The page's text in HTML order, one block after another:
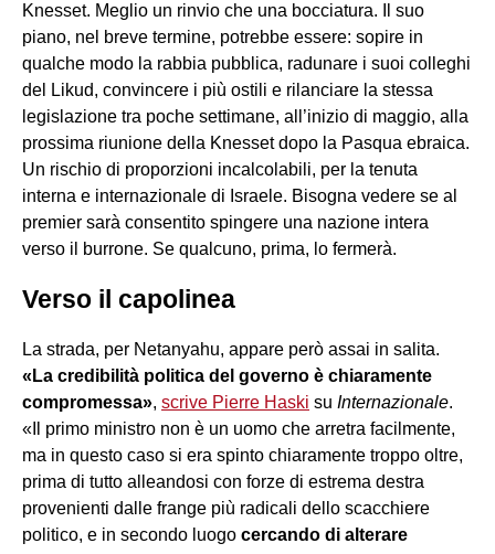
Knesset. Meglio un rinvio che una bocciatura. Il suo
piano, nel breve termine, potrebbe essere: sopire in
qualche modo la rabbia pubblica, radunare i suoi colleghi
del Likud, convincere i più ostili e rilanciare la stessa
legislazione tra poche settimane, all’inizio di maggio, alla
prossima riunione della Knesset dopo la Pasqua ebraica.
Un rischio di proporzioni incalcolabili, per la tenuta
interna e internazionale di Israele. Bisogna vedere se al
premier sarà consentito spingere una nazione intera
verso il burrone. Se qualcuno, prima, lo fermerà.
Verso il capolinea
La strada, per Netanyahu, appare però assai in salita.
«La credibilità politica del governo è chiaramente
compromessa», scrive Pierre Haski su Internazionale.
«Il primo ministro non è un uomo che arretra facilmente,
ma in questo caso si era spinto chiaramente troppo oltre,
prima di tutto alleandosi con forze di estrema destra
provenienti dalle frange più radicali dello scacchiere
politico, e in secondo luogo cercando di alterare